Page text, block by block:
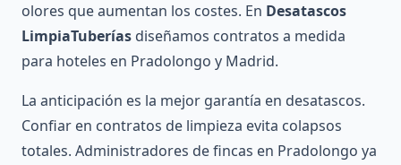
olores que aumentan los costes. En Desatascos
LimpiaTuberías diseñamos contratos a medida
para hoteles en Pradolongo y Madrid.
La anticipación es la mejor garantía en desatascos.
Confiar en contratos de limpieza evita colapsos
totales. Administradores de fincas en Pradolongo ya